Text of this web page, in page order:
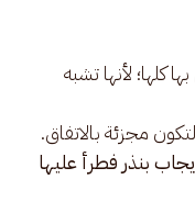
كلها؛ لأنها تشبه
مجزئة بالاتفاق.
بنذر فطرأ عليها